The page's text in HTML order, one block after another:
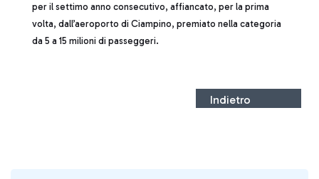
per il settimo anno consecutivo, affiancato, per la prima
volta, dall’aeroporto di Ciampino, premiato nella categoria
da 5 a 15 milioni di passeggeri.
Indietro